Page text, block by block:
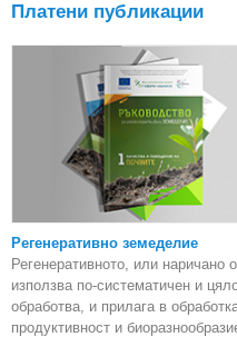
Платени публикации
Регенеративно земеделие
Регенеративното, или наричано
използва по-систематичен и
обработва, и прилага в
продуктивност и